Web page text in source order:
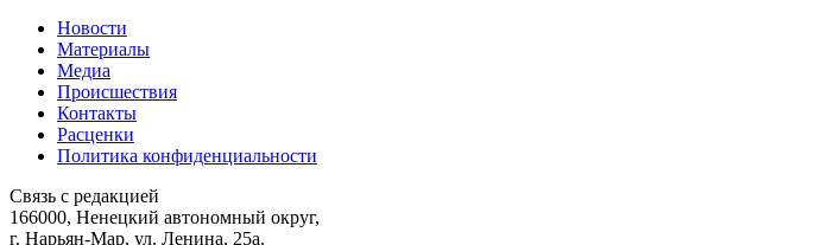
Новости
Материалы
Медиа
Происшествия
Контакты
Расценки
Политика конфиденциальности
Связь с редакцией
166000, Ненецкий автономный округ,
г. Нарьян-Мар, ул. Ленина, 25а.